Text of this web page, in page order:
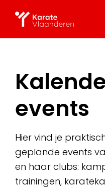
events
Hier vind je
geplande events
en haar clubs:
trainingen,